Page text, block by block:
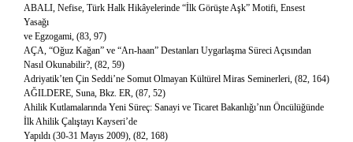
ABALI, Nefise, Türk Halk Hikâyelerinde “İlk Görüşte Aşk” Motifi, Ensest
Yasağı
ve Egzogami, (83, 97)
AÇA, “Oğuz Kağan” ve “Arı-haan” Destanları Uygarlaşma Süreci Açısından
Nasıl Okunabilir?, (82, 59)
Adriyatik’ten Çin Seddi’ne Somut Olmayan Kültürel Miras Seminerleri, (82, 164)
AĞILDERE, Suna, Bkz. ER, (87, 52)
Ahilik Kutlamalarında Yeni Süreç: Sanayi ve Ticaret Bakanlığı’nın Öncülüğünde
İlk Ahilik Çalıştayı Kayseri’de
Yapıldı (30-31 Mayıs 2009), (82, 168)